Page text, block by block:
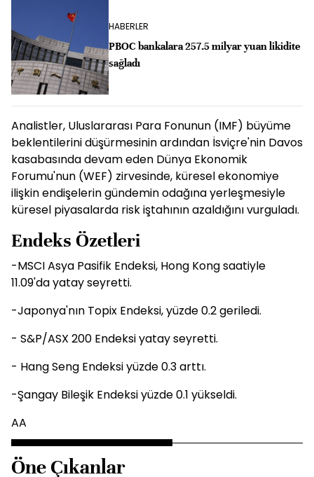
HABERLER
PBOC bankalara 257.5 milyar yuan likidite
sağladı
Analistler, Uluslararası Para Fonunun (IMF) büyüme
beklentilerini düşürmesinin ardından İsviçre'nin Davos
kasabasında devam eden Dünya Ekonomik
Forumu'nun (WEF) zirvesinde, küresel ekonomiye
ilişkin endişelerin gündemin odağına yerleşmesiyle
küresel piyasalarda risk iştahının azaldığını vurguladı.
Endeks Özetleri
-MSCI Asya Pasifik Endeksi, Hong Kong saatiyle
11.09'da yatay seyretti.
-Japonya'nın Topix Endeksi, yüzde 0.2 geriledi.
- S&P/ASX 200 Endeksi yatay seyretti.
- Hang Seng Endeksi yüzde 0.3 arttı.
-Şangay Bileşik Endeksi yüzde 0.1 yükseldi.
AA
Öne Çıkanlar